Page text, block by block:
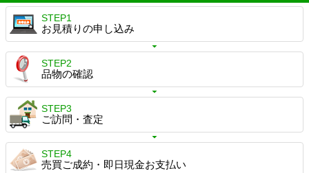
STEP1
お見積りの申し込み
STEP2
品物の確認
STEP3
ご訪問・査定
STEP4
売買ご成約・即日現金お支払い